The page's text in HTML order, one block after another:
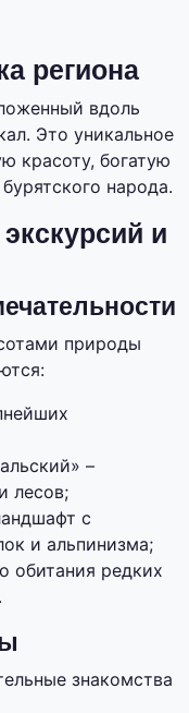
региона
вдоль
Это уникальное
красоту, богатую
народа.
и
природы
–
лесов;
с
и альпинизма;
обитания редких
знакомства